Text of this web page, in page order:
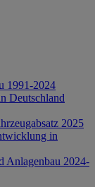
1991-2024
Deutschland
2025
in
Anlagenbau 2024-